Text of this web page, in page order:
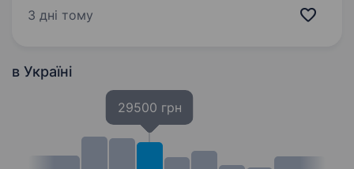
ставлять зрозумілі цілі й справедливо
роботи вам знадобляться: …
3 дні тому
в Україні
29500 грн